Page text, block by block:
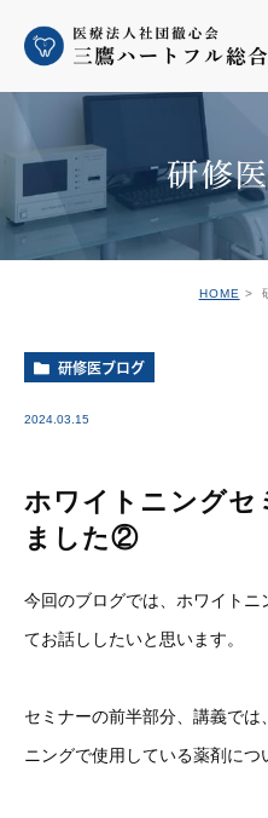
研修
HOME
研修医ブログ
2024.03.15
ホワイトニングセ
ました②
今回のブログでは、ホワイト
てお話ししたいと思います。
セミナーの前半部分、講義で
ニングで使用している薬剤につ